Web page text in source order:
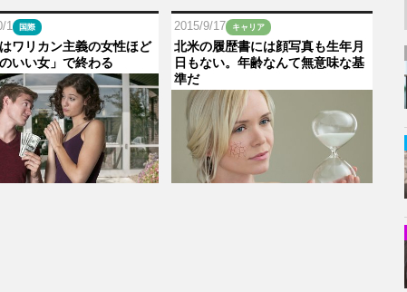
1 国際
ワリカン主義の女性ほど
のいい女」で終わる
2015/9/17 キャリア
北米の履歴書には顔写真も生年月
日もない。年齢なんて無意味な基
準だ